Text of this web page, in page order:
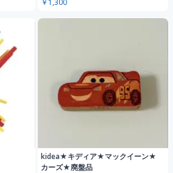
￥1,300
kidea★キディア★マックイーン★
カーズ★廃盤品